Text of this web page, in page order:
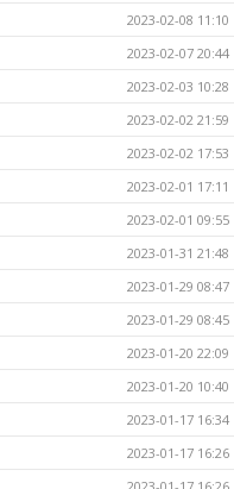
2023-02-08 11:10
2023-02-07 20:44
2023-02-03 10:28
2023-02-02 21:59
2023-02-02 17:53
2023-02-01 17:11
2023-02-01 09:55
2023-01-31 21:48
2023-01-29 08:47
2023-01-29 08:45
2023-01-20 22:09
2023-01-20 10:40
2023-01-17 16:34
2023-01-17 16:26